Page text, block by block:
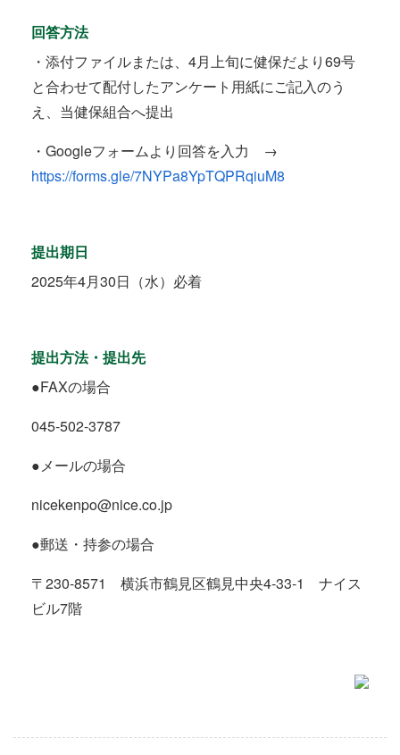
回答方法
・添付ファイルまたは、4月上旬に健保だより69号
と合わせて配付したアンケート用紙にご記入のう
え、当健保組合へ提出
・Googleフォームより回答を入力 →
https://forms.gle/7NYPa8YpTQPRqiuM8
提出期日
2025年4月30日（水）必着
提出方法・提出先
●FAXの場合
045-502-3787
●メールの場合
nicekenpo@nice.co.jp
●郵送・持参の場合
〒230-8571 横浜市鶴見区鶴見中央4-33-1 ナイス
ビル7階